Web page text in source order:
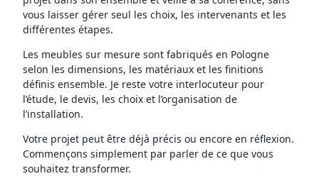
vous laisser gérer seul les choix, les intervenants et les
différentes étapes.
Les meubles sur mesure sont fabriqués en Pologne
selon les dimensions, les matériaux et les finitions
définis ensemble. Je reste votre interlocuteur pour
l’étude, le devis, les choix et l’organisation de
l’installation.
Votre projet peut être déjà précis ou encore en réflexion.
Commençons simplement par parler de ce que vous
souhaitez transformer.